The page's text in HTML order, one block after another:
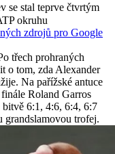
se stal teprve čtvrtým
okruhu
zdrojů pro Google
třech prohraných
o tom, zda Alexander
Na pařížské antuce
Roland Garros
6:1, 4:6, 6:4, 6:7
grandslamovou trofej.